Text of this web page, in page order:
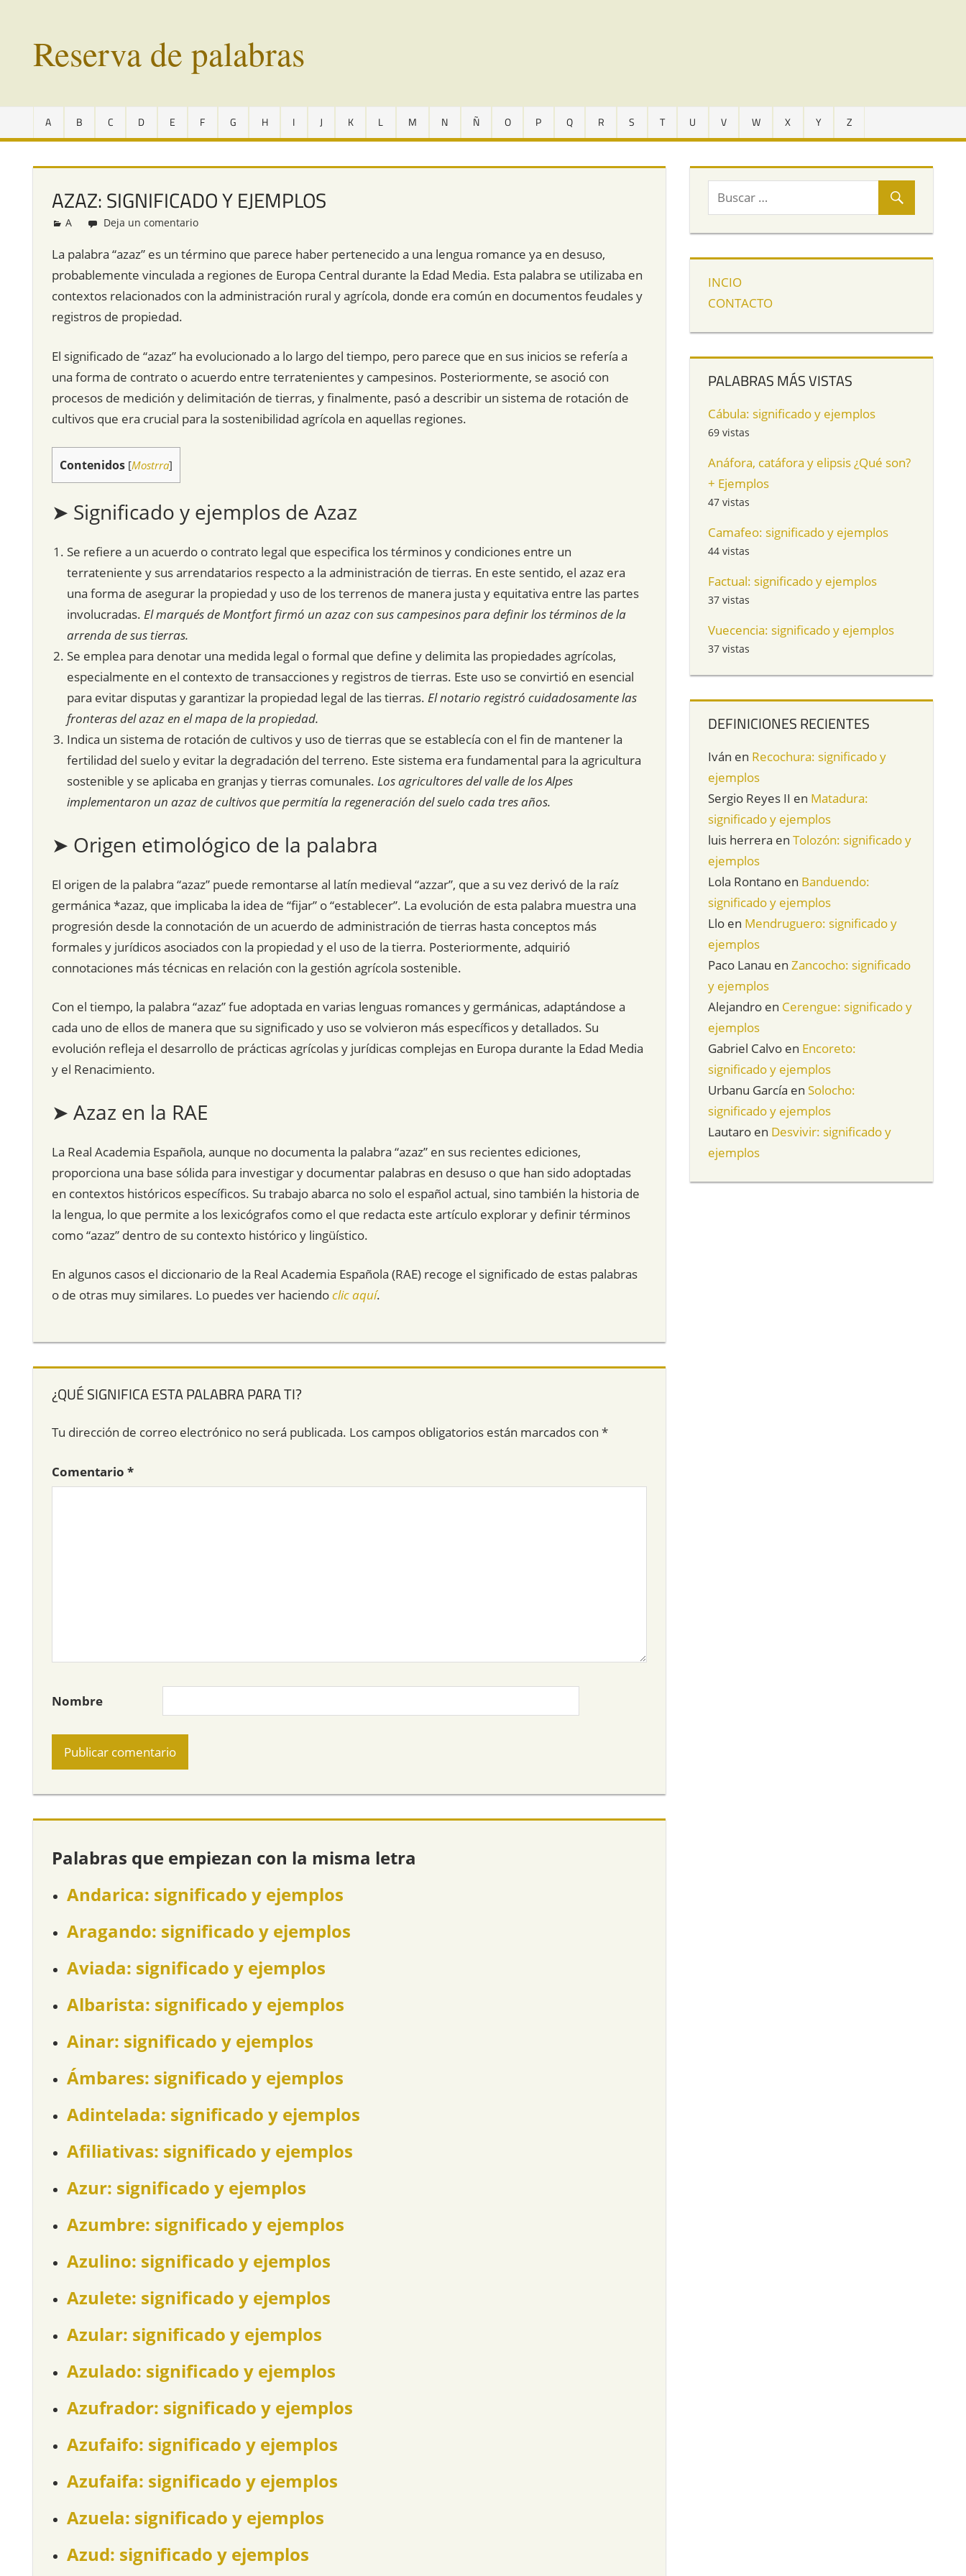
contenidoReserva de palabras
en
vías
extinción
todo
A B C D E F G H I J K L M N Ñ O P Q R S T U V W X Y Z
AZAZ: SIGNIFICADO Y EJEMPLOS
Redacción
A Deja un comentario
La palabra “azaz” es un término que parece haber pertenecido a una lengua romance ya en desuso,
probablemente vinculada a regiones de Europa Central durante la Edad Media. Esta palabra se utilizaba en
contextos relacionados con la administración rural y agrícola, donde era común en documentos feudales y
registros de propiedad.
El significado de “azaz” ha evolucionado a lo largo del tiempo, pero parece que en sus inicios se refería a
una forma de contrato o acuerdo entre terratenientes y campesinos. Posteriormente, se asoció con
procesos de medición y delimitación de tierras, y finalmente, pasó a describir un sistema de rotación de
cultivos que era crucial para la sostenibilidad agrícola en aquellas regiones.
Contenidos [Mostrra]
➤ Significado y ejemplos de Azaz
Se refiere a un acuerdo o contrato legal que especifica los términos y condiciones entre un
terrateniente y sus arrendatarios respecto a la administración de tierras. En este sentido, el azaz era
una forma de asegurar la propiedad y uso de los terrenos de manera justa y equitativa entre las partes
involucradas. El marqués de Montfort firmó un azaz con sus campesinos para definir los términos de la
arrenda de sus tierras.
Se emplea para denotar una medida legal o formal que define y delimita las propiedades agrícolas,
especialmente en el contexto de transacciones y registros de tierras. Este uso se convirtió en esencial
para evitar disputas y garantizar la propiedad legal de las tierras. El notario registró cuidadosamente las
fronteras del azaz en el mapa de la propiedad.
Indica un sistema de rotación de cultivos y uso de tierras que se establecía con el fin de mantener la
fertilidad del suelo y evitar la degradación del terreno. Este sistema era fundamental para la agricultura
sostenible y se aplicaba en granjas y tierras comunales. Los agricultores del valle de los Alpes
implementaron un azaz de cultivos que permitía la regeneración del suelo cada tres años.
➤ Origen etimológico de la palabra
El origen de la palabra “azaz” puede remontarse al latín medieval “azzar”, que a su vez derivó de la raíz
germánica *azaz, que implicaba la idea de “fijar” o “establecer”. La evolución de esta palabra muestra una
progresión desde la connotación de un acuerdo de administración de tierras hasta conceptos más
formales y jurídicos asociados con la propiedad y el uso de la tierra. Posteriormente, adquirió
connotaciones más técnicas en relación con la gestión agrícola sostenible.
Con el tiempo, la palabra “azaz” fue adoptada en varias lenguas romances y germánicas, adaptándose a
cada uno de ellos de manera que su significado y uso se volvieron más específicos y detallados. Su
evolución refleja el desarrollo de prácticas agrícolas y jurídicas complejas en Europa durante la Edad Media
y el Renacimiento.
➤ Azaz en la RAE
La Real Academia Española, aunque no documenta la palabra “azaz” en sus recientes ediciones,
proporciona una base sólida para investigar y documentar palabras en desuso o que han sido adoptadas
en contextos históricos específicos. Su trabajo abarca no solo el español actual, sino también la historia de
la lengua, lo que permite a los lexicógrafos como el que redacta este artículo explorar y definir términos
como “azaz” dentro de su contexto histórico y lingüístico.
En algunos casos el diccionario de la Real Academia Española (RAE) recoge el significado de estas palabras
o de otras muy similares. Lo puedes ver haciendoclic aquí.
¿QUÉ SIGNIFICA ESTA PALABRA PARA TI?
Tu dirección de correo electrónico no será publicada. Los campos obligatorios están marcados con *
Comentario *
Nombre
Palabras que empiezan con la misma letra
Andarica: significado y ejemplos
Aragando: significado y ejemplos
Aviada: significado y ejemplos
Albarista: significado y ejemplos
Ainar: significado y ejemplos
Ámbares: significado y ejemplos
Adintelada: significado y ejemplos
Afiliativas: significado y ejemplos
Azur: significado y ejemplos
Azumbre: significado y ejemplos
Azulino: significado y ejemplos
Azulete: significado y ejemplos
Azular: significado y ejemplos
Azulado: significado y ejemplos
Azufrador: significado y ejemplos
Azufaifo: significado y ejemplos
Azufaifa: significado y ejemplos
Azuela: significado y ejemplos
Azud: significado y ejemplos
INCIO
CONTACTO
PALABRAS MÁS VISTAS
Cábula: significado y ejemplos
69 vistas
Anáfora, catáfora y elipsis ¿Qué son?
+ Ejemplos
47 vistas
Camafeo: significado y ejemplos
44 vistas
Factual: significado y ejemplos
37 vistas
Vuecencia: significado y ejemplos
37 vistas
DEFINICIONES RECIENTES
Iván en Recochura: significado y
ejemplos
Sergio Reyes II en Matadura:
significado y ejemplos
luis herrera enTolozón: significado y
ejemplos
Lola Rontano en Banduendo:
significado y ejemplos
Llo en Mendruguero: significado y
ejemplos
Paco Lanau enZancocho: significado
y ejemplos
Alejandro en Cerengue: significado y
ejemplos
Gabriel Calvo en Encoreto:
significado y ejemplos
Urbanu García enSolocho:
significado y ejemplos
Lautaro en Desvivir: significado y
ejemplos